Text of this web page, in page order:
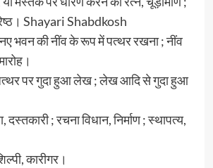
Shayari Shabdkosh
भवन की नींव के रूप में पत्थर रखना ; नींव
पर गुदा हुआ लेख ; लेख आदि से गुदा हुआ
; रचना विधान, निर्माण ; स्थापत्य,
कारीगर।